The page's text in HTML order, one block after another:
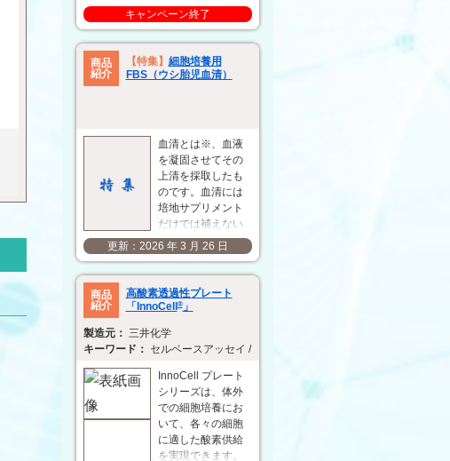
要なアジュバント
製品を幅広く提供
しています。ま
た、アジュバント
の評価に使用でき
ュバントおよびレ
ポーター細胞を
30% OFF の特別価
格で提供しますの
で…
キャンペーン終了
商品
紹介
【特集】 細胞培養用
FBS（ウシ胎児血清）
血清とは※、血液
を凝固させてその
上清を採取したも
のです。血清には
培地サプリメント
だけでは補えない
さまざまな細胞増
殖促進物質、細胞
傷害保護因子、栄
養因子などの成分
が含まれており、
～ 20% 添加して培
養に用いることが
一般的です。血清
にはウシ胎児血清
（FBS）、新生仔
ウシ血清
（NBCS）、ウマ血
清（H…
2026 年 3 月 26 日
商品
紹介
高酸素透過性プレート
「InnoCell®」
三井化学
セルベースアッセイ / 薬物動態 / 安全性試験 / ADMET / CYP
InnoCell プレート
シリーズは、体外
での細胞培養にお
いて、各々の細胞
に適した酸素供給
を実現できます。